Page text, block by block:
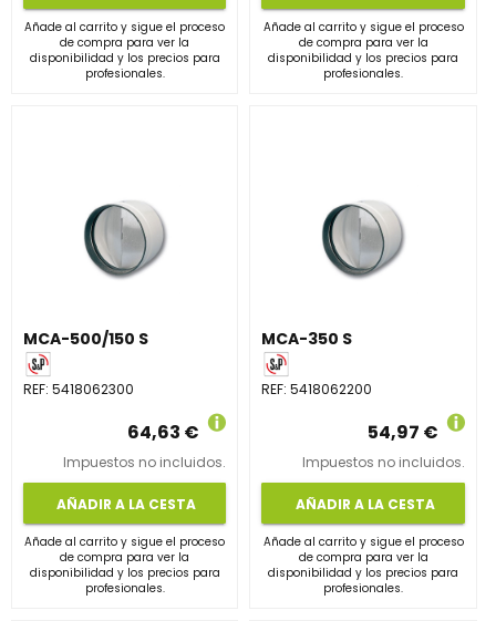
Añade al carrito y sigue el proceso
de compra para ver la
disponibilidad y los precios para
profesionales.
Añade al carrito y sigue el proceso
de compra para ver la
disponibilidad y los precios para
profesionales.
MCA-500/150 S
REF: 5418062300
64,63 €
Impuestos no incluidos.
AÑADIR A LA CESTA
Añade al carrito y sigue el proceso
de compra para ver la
disponibilidad y los precios para
profesionales.
MCA-350 S
REF:5418062200
54,97 €
Impuestos no incluidos.
AÑADIR A LA CESTA
Añade al carrito y sigue el proceso
de compra para ver la
disponibilidad y los precios para
profesionales.